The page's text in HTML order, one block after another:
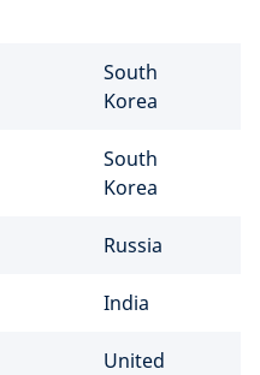
South
Korea
South
Korea
Russia
India
United